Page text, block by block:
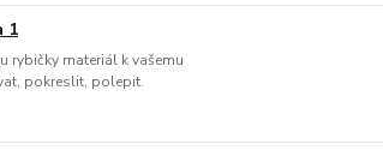
1
rybičky materiál k vašemu
pokreslit, polepit.